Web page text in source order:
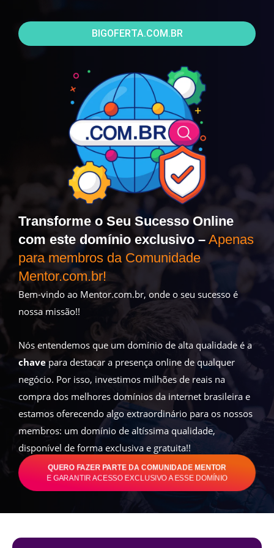
BIGOFERTA.COM.BR
Transforme o Seu Sucesso Online
com este domínio exclusivo – Apenas
para membros da Comunidade
Mentor.com.br!
Bem-vindo ao Mentor.com.br, onde o seu sucesso é
nossa missão!!
Nós entendemos que um domínio de alta qualidade é a
chavepara destacar a presença online de qualquer
negócio. Por isso, investimos milhões de reais na
compra dos melhores domínios da internet brasileira e
estamos oferecendo algo extraordinário para os nossos
membros: um domínio de altíssima qualidade,
disponível de forma exclusiva e gratuita!!
QUERO FAZER PARTE DA COMUNIDADE MENTOR
E GARANTIR ACESSO EXCLUSIVO A ESSE DOMÍNIO